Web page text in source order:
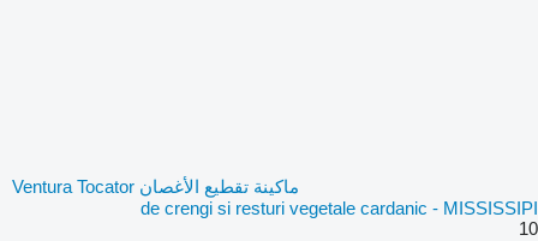
ماكينة تقطيع الأغصان Ventura Tocator
de crengi si resturi vegetale cardanic - MISSISSIPI
10